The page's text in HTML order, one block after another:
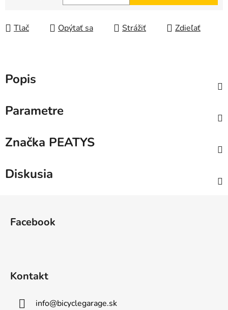
Jednotková cena:
Tlač Opýtať sa Strážiť Zdieľať
Popis
Parametre
Značka PEATYS
Diskusia
Facebook
Kontakt
info@bicyclegarage.sk